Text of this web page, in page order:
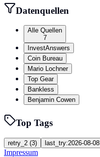
Datenquellen
Alle Quellen
7
InvestAnswers
Coin Bureau
Mario Lochner
Top Gear
Bankless
Benjamin Cowen
Top Tags
retry_2 (3) last_try:2026-08-08
Impressum